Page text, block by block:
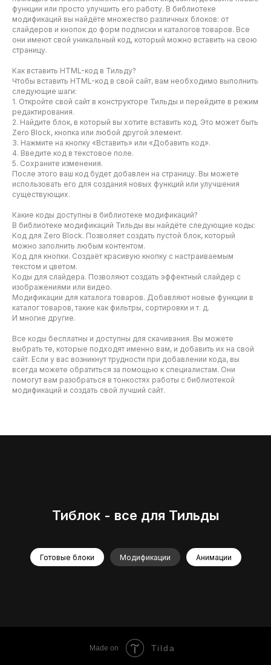
функции или просто улучшить его работу. В библиотеке
модификаций вы найдёте множество различных блоков: от
слайдеров и кнопок до форм подписки и каталогов товаров. Все
они имеют свой уникальный код, который можно вставить на свою
страницу.
Как вставить HTML-код в Тильду?
Чтобы вставить HTML-код в свой сайт, вам необходимо выполнить
следующие шаги:
1. Откройте свой сайт в конструкторе Тильды и перейдите в режим
редактирования.
2. Найдите блок, в который вы хотите вставить код. Это может быть
Zero Block, кнопка или любой другой элемент.
3. Нажмите на кнопку «Вставить» или «Добавить код».
4. Введите код в текстовое поле.
5. Сохраните изменения.
После этого ваш код будет добавлен на страницу. Вы можете
использовать его для создания новых функций или улучшения
существующих.
Какие коды доступны в библиотеке модификаций?
В библиотеке модификаций Тильды вы найдёте следующие коды:
Код для Zero Block. Позволяет создать пустой блок, который
можно заполнить любым контентом.
Код для кнопки. Создаёт красивую кнопку с настраиваемым
текстом и цветом.
Коды для слайдера. Позволяют создать эффектный слайдер с
изображениями или видео.
Модификации для каталога товаров. Добавляют новые функции в
каталог товаров, такие как фильтры, сортировки и т. д.
И многие другие.
Все коды бесплатны и доступны для скачивания. Вы можете
выбрать те, которые подходят именно вам, и добавить их на свой
сайт. Если у вас возникнут трудности при добавлении кода, вы
всегда можете обратиться за помощью к специалистам. Они
помогут вам разобраться в тонкостях работы с библиотекой
модификаций и создать свой лучший сайт.
Тиблок - все для Тильды
Готовые блоки Модификации Анимации
Made on Tilda